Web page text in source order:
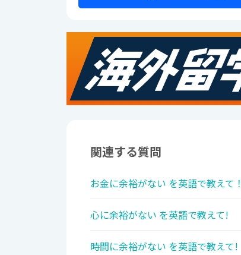
関連する質問
お金に余裕がない を英語で教えて！
心に余裕がない を英語で教えて!
時間に余裕がない を英語で教えて!